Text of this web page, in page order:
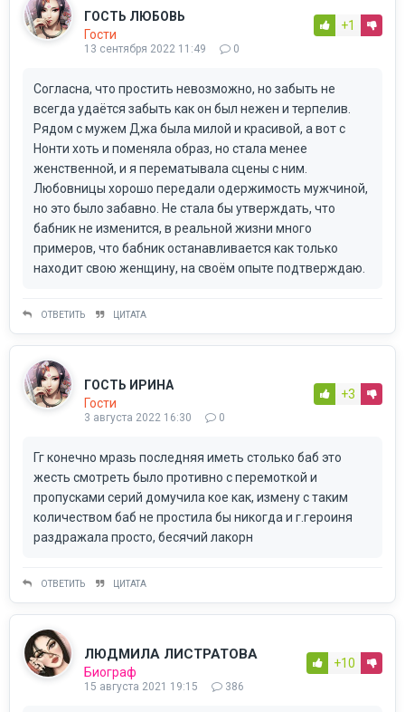
ГОСТЬ ЛЮБОВЬ
Гости
13 сентября 2022 11:49 0
+1
Согласна, что простить невозможно, но забыть не
всегда удаётся забыть как он был нежен и терпелив.
Рядом с мужем Джа была милой и красивой, а вот с
Нонти хоть и поменяла образ, но стала менее
женственной, и я перематывала сцены с ним.
Любовницы хорошо передали одержимость мужчиной,
но это было забавно. Не стала бы утверждать, что
бабник не изменится, в реальной жизни много
примеров, что бабник останавливается как только
находит свою женщину, на своём опыте подтверждаю.
ОТВЕТИТЬ ЦИТАТА
ГОСТЬ ИРИНА
Гости
3 августа 2022 16:30 0
+3
Гг конечно мразь последняя иметь столько баб это
жесть смотреть было противно с перемоткой и
пропусками серий домучила кое как, измену с таким
количеством баб не простила бы никогда и г.героиня
раздражала просто, бесячий лакорн
ОТВЕТИТЬ ЦИТАТА
ЛЮДМИЛА ЛИСТРАТОВА
Биограф
15 августа 2021 19:15 386
+10